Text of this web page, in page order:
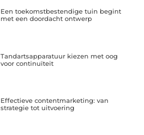
Een toekomstbestendige tuin begint
met een doordacht ontwerp
Tandartsapparatuur kiezen met oog
voor continuïteit
Effectieve contentmarketing: van
strategie tot uitvoering